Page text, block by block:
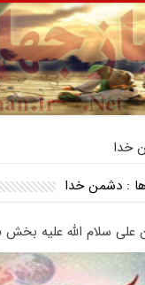
خدا
:دشمن خدا
علی سلام الله علیه بخش ۵